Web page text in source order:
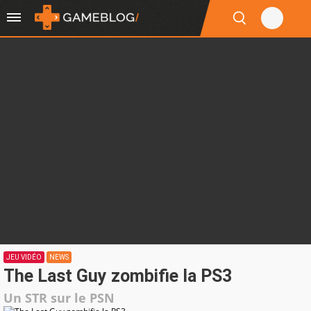
JEU VIDÉO NEWS
The Last Guy zombifie la PS3
Un STR sur le PSN